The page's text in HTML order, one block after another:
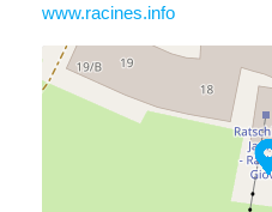
www.racines.info